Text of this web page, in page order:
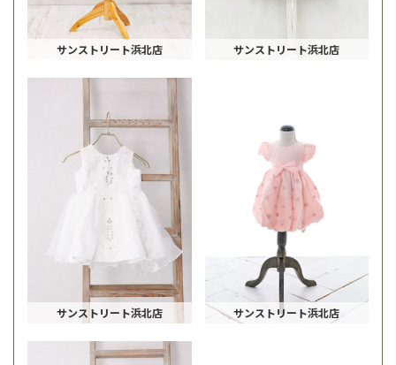
サンストリート浜北店 サンストリート浜北店
サンストリート浜北店 サンストリート浜北店